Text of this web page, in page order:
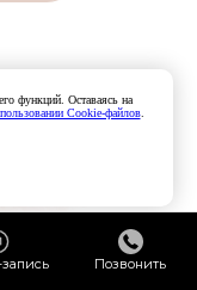
Позвонить
функций. Оставаясь на
Cookie-файлов.